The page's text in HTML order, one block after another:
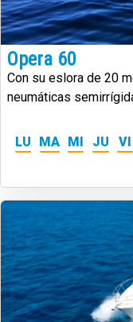
Opera 60
Con su eslora de 20
neumáticas
LU
MA MI JU VI